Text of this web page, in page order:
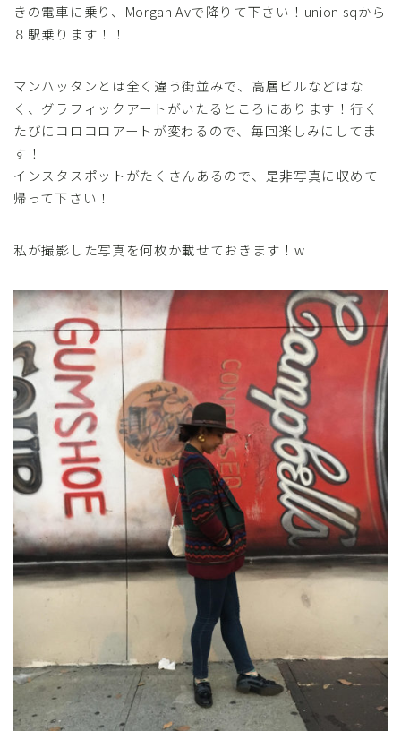
きの電車に乗り、Morgan Avで降りて下さい！union sqから
８駅乗ります！！
マンハッタンとは全く違う街並みで、高層ビルなどはな
く、グラフィックアートがいたるところにあります！行く
たびにコロコロアートが変わるので、毎回楽しみにしてま
す！
インスタスポットがたくさんあるので、是非写真に収めて
帰って下さい！
私が撮影した写真を何枚か載せておきます！w